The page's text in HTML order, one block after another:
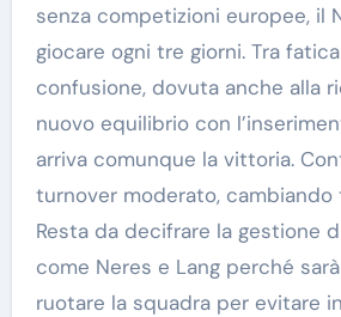
senza competizioni europee, il
giocare ogni tre giorni. Tra
confusione, dovuta anche alla
nuovo equilibrio con
arriva comunque la vittoria.
turnover moderato, cambiando
Resta da decifrare la gestione
come Neres e Lang perché
ruotare la squadra per evitare